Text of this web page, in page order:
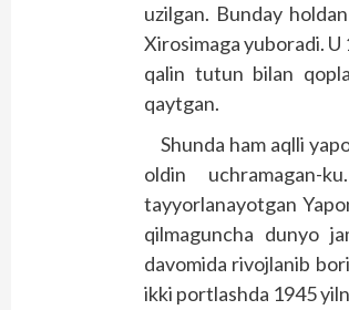
uzilgan. Bunday
Xirosimaga yuboradi. U
qalin tutun bilan
qaytgan.
Shunda ham aqlli
oldin
tayyorlanayotgan
qilmaguncha dunyo
davomida rivojlanib
ikki portlashda 1945